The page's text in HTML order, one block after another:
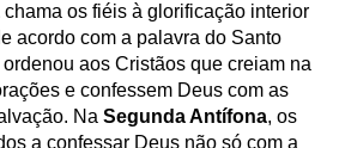
chama os fiéis à glorificação interior
acordo com a palavra do Santo
aos Cristãos que creiam na
e confessem Deus com as
Na Segunda Antífona, os
a confessar Deus não só com a